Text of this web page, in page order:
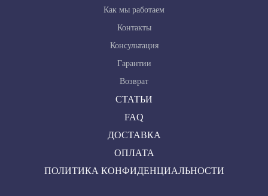
Как мы работаем
Контакты
Консультация
Гарантии
Возврат
СТАТЬИ
FAQ
ДОСТАВКА
ОПЛАТА
ПОЛИТИКА КОНФИДЕНЦИАЛЬНОСТИ